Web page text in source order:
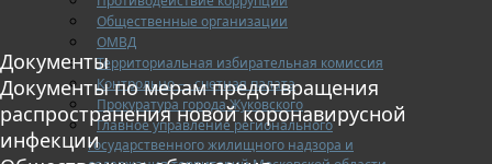
Общественные организации
ОМВД
Территориальная избирательная комиссия
Контрольно — счетная палата
Прокуратура города Жуковского
Главное управление регионального
государственного жилищного надзора и
Документы
Документы по мерам предотвращения
распространения новой коронавирусной
инфекции